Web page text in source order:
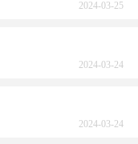
2024-03-25
2024-03-24
2024-03-24